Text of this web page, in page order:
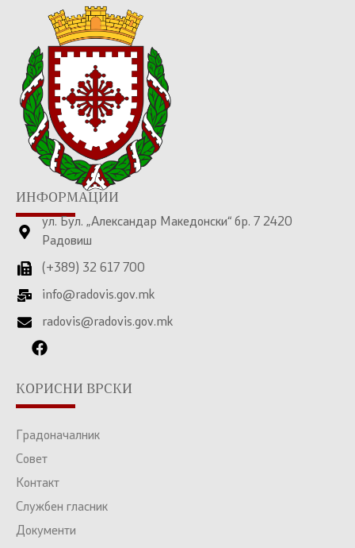
ИНФОРМАЦИИ
ул. Бул. „Александар Македонски“ бр. 7 2420
Радовиш
(+389) 32 617 700
info@radovis.gov.mk
radovis@radovis.gov.mk
КОРИСНИ ВРСКИ
Градоначалник
Совет
Контакт
Службен гласник
Документи